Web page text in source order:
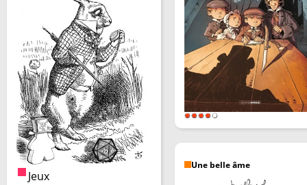
Jeux
Une belle âme